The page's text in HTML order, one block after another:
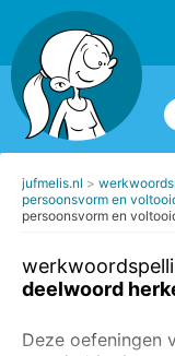
jufmelis.nl
persoonsvorm en
persoonsvorm en
deelwoord
Deze oefeningen